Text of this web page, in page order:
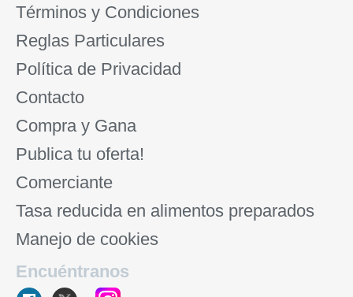
Términos y Condiciones
Reglas Particulares
Política de Privacidad
Contacto
Compra y Gana
Publica tu oferta!
Comerciante
Tasa reducida en alimentos preparados
Manejo de cookies
Encuéntranos